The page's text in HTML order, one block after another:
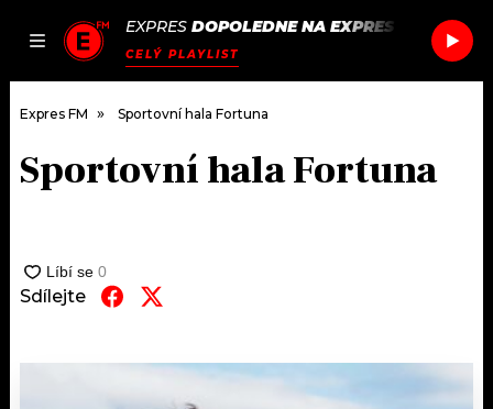
JAK
SEZNAM.CZ
EXPRES DOPOLEDNE NA EXPRES FM /KAH-
CELÝ PLAYLIST
DOMŮ
AKTUÁLNĚ
ROZHOVORY
PODCASTY
Expres FM Sportovní hala Fortuna
Sportovní hala Fortuna
Sdílejte